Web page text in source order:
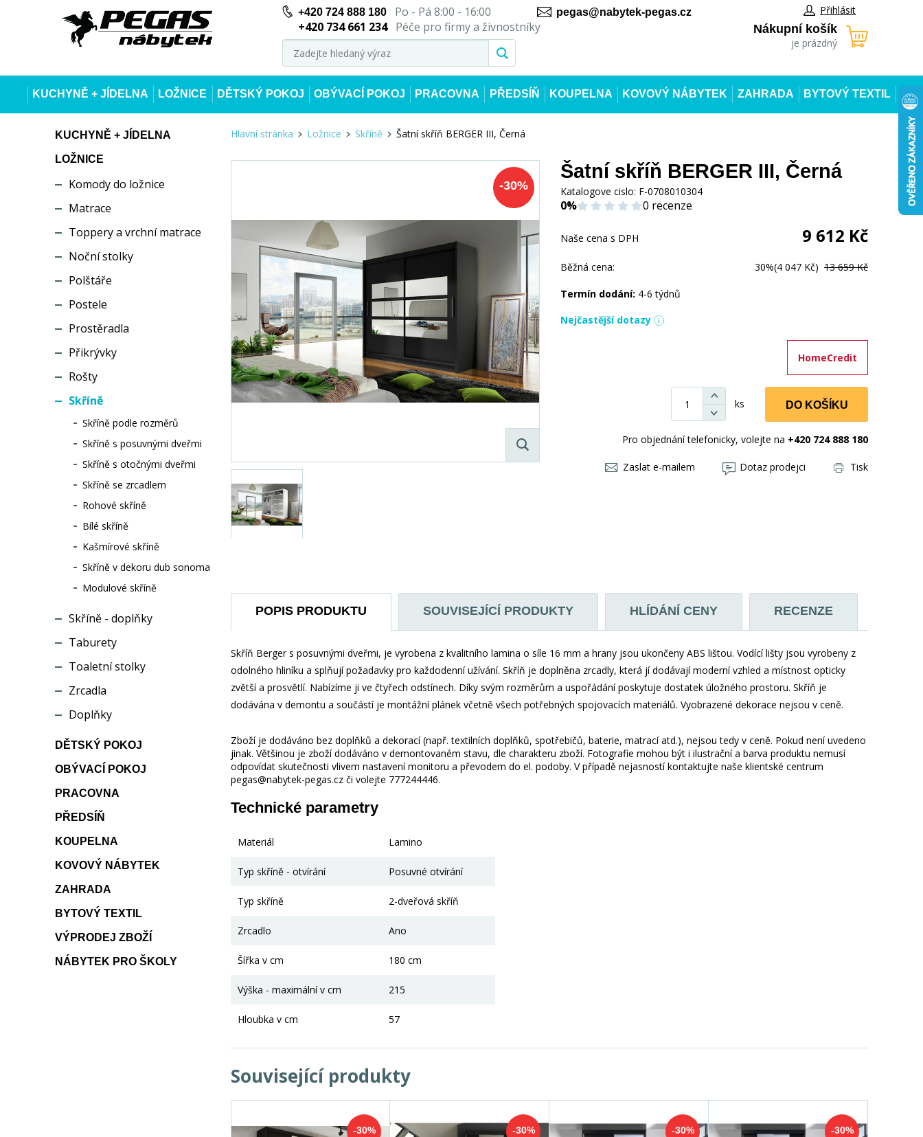
+420 724 888 180Po - Pá 8:00 - 16:00
+420 734 661 234
Péče pro firmy a živnostníky
pegas@nabytek-pegas.cz Přihlásit
Nákupní košík
je prázdný
KUCHYNĚ + JÍDELNA LOŽNICE DĚTSKÝ POKOJ OBÝVACÍ POKOJ PRACOVNA PŘEDSÍŇ KOUPELNA KOVOVÝ NÁBYTEK ZAHRADA BYTOVÝ TEXTIL
KUCHYNĚ + JÍDELNA
LOŽNICE
Komody do ložnice
Matrace
Toppery a vrchní matrace
Noční stolky
Polštáře
Postele
Prostěradla
Přikrývky
Rošty
Skříně
Skříně podle rozměrů
Skříně s posuvnými dveřmi
Skříně s otočnými dveřmi
Skříně se zrcadlem
Rohové skříně
Bílé skříně
Kašmírové skříně
Skříně v dekoru dub sonoma
Modulové skříně
Skříně - doplňky
Taburety
Toaletní stolky
Zrcadla
Doplňky
DĚTSKÝ POKOJ
OBÝVACÍ POKOJ
PRACOVNA
PŘEDSÍŇ
KOUPELNA
KOVOVÝ NÁBYTEK
ZAHRADA
BYTOVÝ TEXTIL
VÝPRODEJ ZBOŽÍ
NÁBYTEK PRO ŠKOLY
Hlavní stránka Ložnice Skříně Šatní skříň BERGER III, Černá
-30%
Šatní skříň BERGER III, Černá
Katalogove cislo: F-0708010304
0% 0 recenze
Naše cena s DPH 9 612 Kč
Běžná cena: 30%(4 047 Kč) 13 659 Kč
Termín dodání: 4-6 týdnů
Nejčastější dotazy
HomeCredit
ks DO KOŠÍKU
Pro objednání telefonicky, volejte na +420 724 888 180
Zaslat e-mailem Dotaz prodejci Tisk
POPIS PRODUKTU SOUVISEJÍCÍ PRODUKTY HLÍDÁNÍ CENY RECENZE
Skříň Berger s posuvnými dveřmi, je vyrobena z kvalitního lamina o síle 16 mm a hrany jsou ukončeny ABS lištou. Vodící lišty jsou vyrobeny z
odolného hliníku a splňují požadavky pro každodenní užívání. Skříň je doplněna zrcadly, která jí dodávají moderní vzhled a místnost opticky
zvětší a prosvětlí. Nabízíme ji ve čtyřech odstínech. Díky svým rozměrům a uspořádání poskytuje dostatek úložného prostoru. Skříň je
dodávána v demontu a součástí je montážní plánek včetně všech potřebných spojovacích materiálů. Vyobrazené dekorace nejsou v ceně.
Zboží je dodáváno bez doplňků a dekorací (např. textilních doplňků, spotřebičů, baterie, matrací atd.), nejsou tedy v ceně. Pokud není uvedeno
jinak. Většinou je zboží dodáváno v demontovaném stavu, dle charakteru zboží. Fotografie mohou být i ilustrační a barva produktu nemusí
odpovídat skutečnosti vlivem nastavení monitoru a převodem do el. podoby. V případě nejasností kontaktujte naše klientské centrum
pegas@nabytek-pegas.cz či volejte 777244446.
Technické parametry
Materiál Lamino
Typ skříně - otvírání Posuvné otvírání
Typ skříně 2-dveřová skříň
Zrcadlo Ano
Šířka v cm 180 cm
Výška - maximální v cm 215
Hloubka v cm 57
Související produkty
-30% -30% -30% -30%